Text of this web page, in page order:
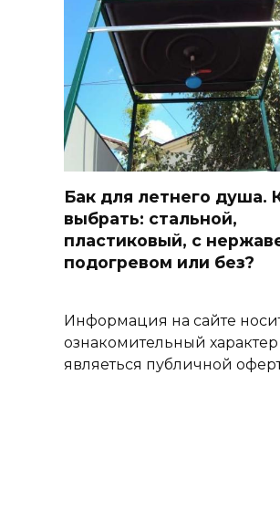
Бак для летнего душа.
выбрать: стальной,
пластиковый, с
подогревом или без?
Информация на сайте
ознакомительный
являеться публичной